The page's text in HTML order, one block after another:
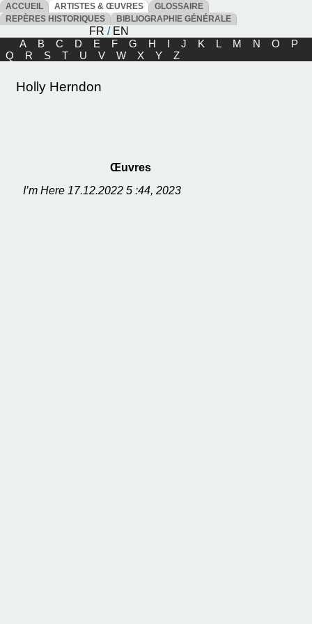
ACCUEIL ARTISTES & ŒUVRES
GLOSSAIRE
REPÈRES HISTORIQUES
BIBLIOGRAPHIE GÉNÉRALE
FR / EN
A
B C D E F G H I J K L M N O
P
Q
R S T U V W X Y Z